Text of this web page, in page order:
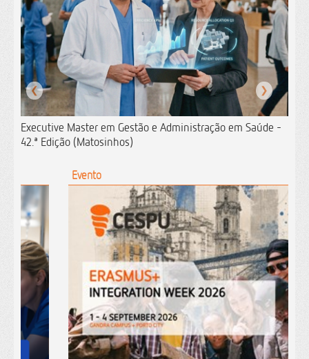
❮ ❯
Executive Master em Gestão e Administração em Saúde -
42.ª Edição (Matosinhos)